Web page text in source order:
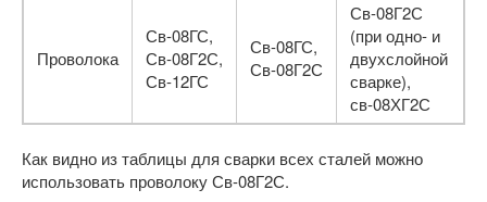
Проволока
Св-08ГС,
Св-08Г2С,
Св-12ГС
Св-08ГС,
Св-08Г2С
Св-08Г2С
(при одно- и
двухслойной
сварке),
св-08ХГ2С
Как видно из таблицы для сварки всех сталей можно
использовать проволоку Св-08Г2С.